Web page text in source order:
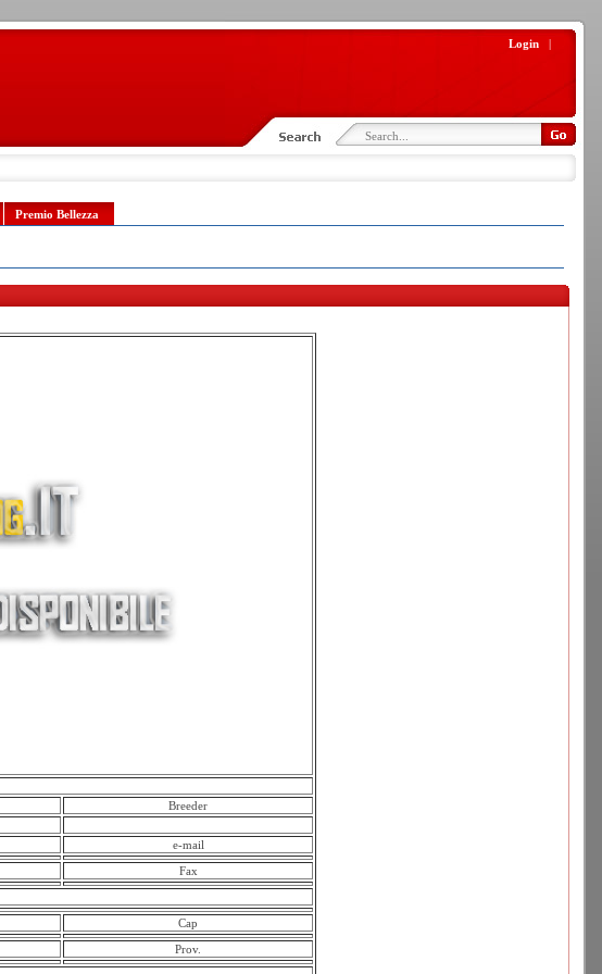
Login |
Premio Bellezza
Breeder
e-mail
Fax
Cap
Prov.